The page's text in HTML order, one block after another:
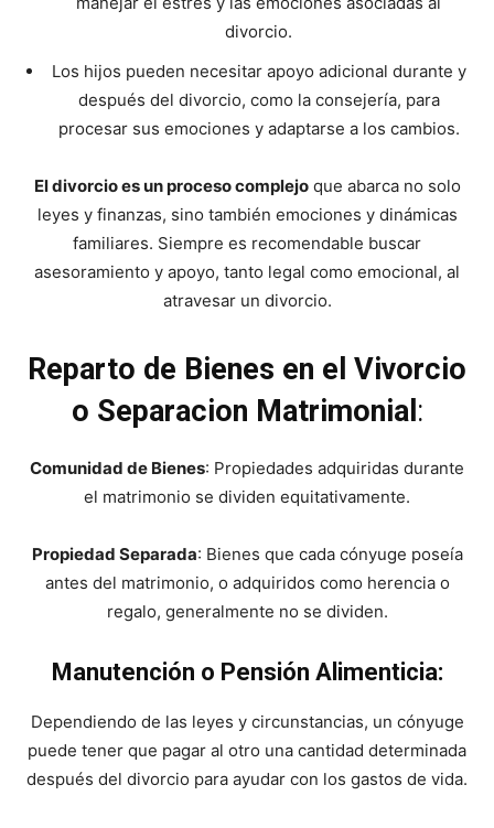
divorcio.
Los hijos pueden necesitar apoyo adicional durante y
después del divorcio, como la consejería, para
procesar sus emociones y adaptarse a los cambios.
El divorcio es un proceso complejoque abarca no solo
leyes y finanzas, sino también emociones y dinámicas
familiares. Siempre es recomendable buscar
asesoramiento y apoyo, tanto legal como emocional, al
atravesar un divorcio.
Reparto de Bienes en el Vivorcio
o Separacion Matrimonial :
Comunidad de Bienes: Propiedades adquiridas durante
el matrimonio se dividen equitativamente.
Propiedad Separada: Bienes que cada cónyuge poseía
antes del matrimonio, o adquiridos como herencia o
regalo, generalmente no se dividen.
Manutención o Pensión Alimenticia:
Dependiendo de las leyes y circunstancias, un cónyuge
puede tener que pagar al otro una cantidad determinada
después del divorcio para ayudar con los gastos de vida.